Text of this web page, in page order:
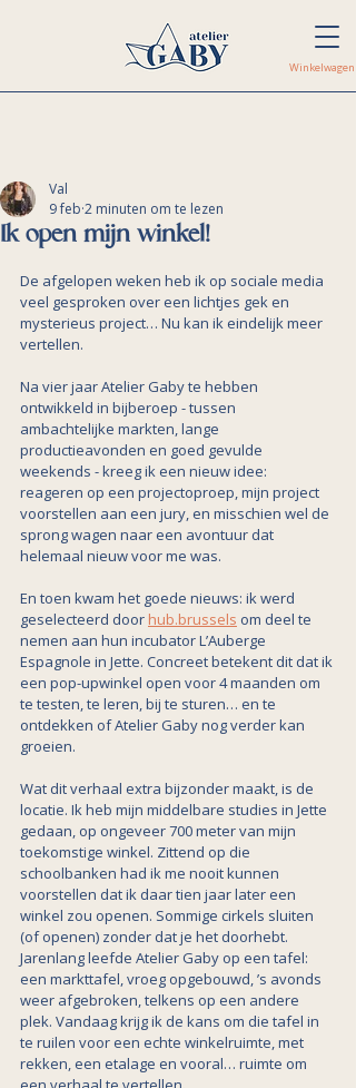
Winkelwagen
Ik open mijn winkel!
Val
9 feb 2 minuten om te lezen
De afgelopen weken heb ik op sociale media
veel gesproken over een lichtjes gek en
mysterieus project… Nu kan ik eindelijk meer
vertellen.
Na vier jaar Atelier Gaby te hebben
ontwikkeld in bijberoep - tussen
ambachtelijke markten, lange
productieavonden en goed gevulde
weekends - kreeg ik een nieuw idee:
reageren op een projectoproep, mijn project
voorstellen aan een jury, en misschien wel de
sprong wagen naar een avontuur dat
helemaal nieuw voor me was.
En toen kwam het goede nieuws: ik werd
geselecteerd door hub.brussels om deel te
nemen aan hun incubator L’Auberge
Espagnole in Jette. Concreet betekent dit dat ik
een pop-upwinkel open voor 4 maanden om
te testen, te leren, bij te sturen… en te
ontdekken of Atelier Gaby nog verder kan
groeien.
Wat dit verhaal extra bijzonder maakt, is de
locatie. Ik heb mijn middelbare studies in Jette
gedaan, op ongeveer 700 meter van mijn
toekomstige winkel. Zittend op die
schoolbanken had ik me nooit kunnen
voorstellen dat ik daar tien jaar later een
winkel zou openen. Sommige cirkels sluiten
(of openen) zonder dat je het doorhebt.
Jarenlang leefde Atelier Gaby op een tafel:
een markttafel, vroeg opgebouwd, ’s avonds
weer afgebroken, telkens op een andere
plek. Vandaag krijg ik de kans om die tafel in
te ruilen voor een echte winkelruimte, met
rekken, een etalage en vooral… ruimte om